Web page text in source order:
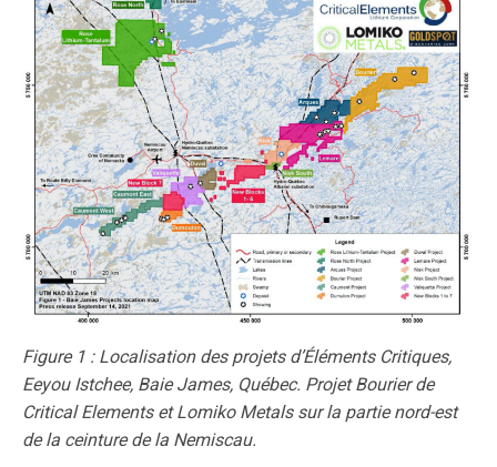
Figure 1 : Localisation des projets d’Éléments Critiques,
Eeyou Istchee, Baie James, Québec. Projet Bourier de
Critical Elements et Lomiko Metals sur la partie nord-est
de la ceinture de la Nemiscau.